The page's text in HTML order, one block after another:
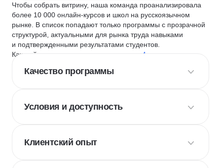
Чтобы собрать витрину, наша команда проанализировала
более 10 000 онлайн-курсов и школ на русскоязычном
рынке. В список попадают только программы с прозрачной
структурой, актуальными для рынка труда навыками
и подтвержденными результатами студентов.
Каждый курс и школу мы оцениваем по
4 критериям
Качество программы
Условия и доступность
Клиентский опыт